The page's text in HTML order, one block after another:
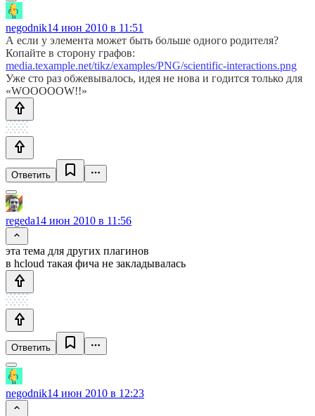
negodnik14 июн 2010 в 11:51
А если у элемента может быть больше одного родителя?
Копайте в сторону графов:
media.texample.net/tikz/examples/PNG/scientific-interactions.png
Уже сто раз обжевывалось, идея не нова и годится только для
«WOOOOOW!!»
Ответить
regeda14 июн 2010 в 11:56
эта тема для других плагинов
в hcloud такая фича не закладывалась
Ответить
negodnik14 июн 2010 в 12:23